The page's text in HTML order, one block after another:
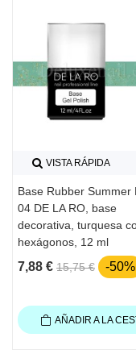
VISTA RÁPIDA
Base Rubber Summer
04 DE LA RO, base
decorativa, turquesa
hexágonos, 12 ml
7,88 € 15,75 € -50%
AÑADIR A LA